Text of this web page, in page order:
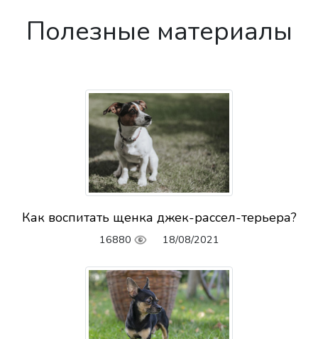
Полезные материалы
Как воспитать щенка джек-рассел-терьера?
16880 18/08/2021